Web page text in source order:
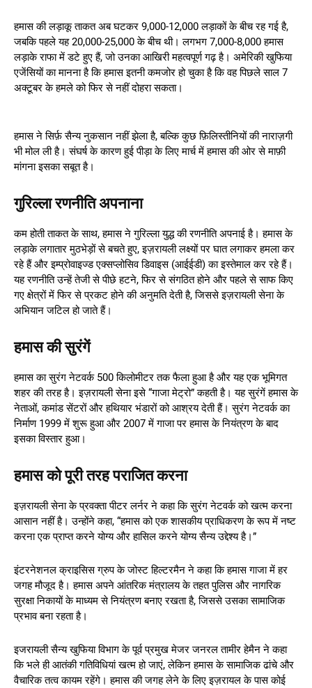
हमास की लड़ाकू ताकत अब घटकर 9,000-12,000 लड़ाकों के बीच रह गई है,
जबकि पहले यह 20,000-25,000 के बीच थी। लगभग 7,000-8,000 हमास
लड़ाके राफा में डटे हुए हैं, जो उनका आखिरी महत्वपूर्ण गढ़ है। अमेरिकी खुफिया
एजेंसियों का मानना है कि हमास इतनी कमजोर हो चुका है कि वह पिछले साल 7
अक्टूबर के हमले को फिर से नहीं दोहरा सकता।
हमास ने सिर्फ़ सैन्य नुकसान नहीं झेला है, बल्कि कुछ फ़िलिस्तीनियों की नाराज़गी
भी मोल ली है। संघर्ष के कारण हुई पीड़ा के लिए मार्च में हमास की ओर से माफ़ी
मांगना इसका सबूत है।
गुरिल्ला रणनीति अपनाना
कम होती ताकत के साथ, हमास ने गुरिल्ला युद्ध की रणनीति अपनाई है। हमास के
लड़ाके लगातार मुठभेड़ों से बचते हुए, इज़रायली लक्ष्यों पर घात लगाकर हमला कर
रहे हैं और इम्प्रोवाइज्ड एक्सप्लोसिव डिवाइस (आईईडी) का इस्तेमाल कर रहे हैं।
यह रणनीति उन्हें तेजी से पीछे हटने, फिर से संगठित होने और पहले से साफ किए
गए क्षेत्रों में फिर से प्रकट होने की अनुमति देती है, जिससे इज़रायली सेना के
अभियान जटिल हो जाते हैं।
हमास की सुरंगें
हमास का सुरंग नेटवर्क 500 किलोमीटर तक फैला हुआ है और यह एक भूमिगत
शहर की तरह है। इज़रायली सेना इसे “गाजा मेट्रो” कहती है। यह सुरंगें हमास के
नेताओं, कमांड सेंटरों और हथियार भंडारों को आश्रय देती हैं। सुरंग नेटवर्क का
निर्माण 1999 में शुरू हुआ और 2007 में गाजा पर हमास के नियंत्रण के बाद
इसका विस्तार हुआ।
हमास को पूरी तरह पराजित करना
इज़रायली सेना के प्रवक्ता पीटर लर्नर ने कहा कि सुरंग नेटवर्क को खत्म करना
आसान नहीं है। उन्होंने कहा, “हमास को एक शासकीय प्राधिकरण के रूप में नष्ट
करना एक प्राप्त करने योग्य और हासिल करने योग्य सैन्य उद्देश्य है।”
इंटरनेशनल क्राइसिस ग्रुप के जोस्ट हिल्टरमैन ने कहा कि हमास गाजा में हर
जगह मौजूद है। हमास अपने आंतरिक मंत्रालय के तहत पुलिस और नागरिक
सुरक्षा निकायों के माध्यम से नियंत्रण बनाए रखता है, जिससे उसका सामाजिक
प्रभाव बना रहता है।
इजरायली सैन्य खुफिया विभाग के पूर्व प्रमुख मेजर जनरल तामीर हेमैन ने कहा
कि भले ही आतंकी गतिविधियां खत्म हो जाएं, लेकिन हमास के सामाजिक ढांचे और
वैचारिक तत्व कायम रहेंगे। हमास की जगह लेने के लिए इज़रायल के पास कोई